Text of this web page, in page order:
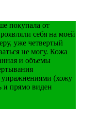
покупала от
себя на моей
уже четвертый
не могу. Кожа
и объемы
(хожу
и прямо виден